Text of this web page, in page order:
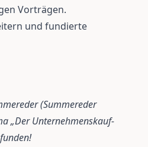
Vorträgen.
und fundierte
(Summereder
„Der Unternehmenskauf-